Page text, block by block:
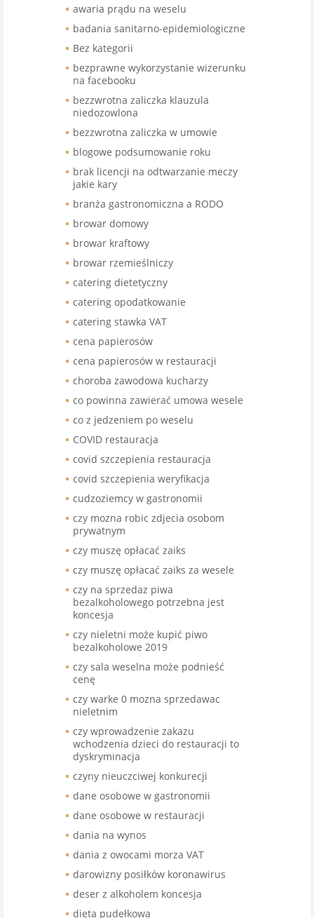
awaria prądu na weselu
badania sanitarno-epidemiologiczne
Bez kategorii
bezprawne wykorzystanie wizerunku
na facebooku
bezzwrotna zaliczka klauzula
niedozowlona
bezzwrotna zaliczka w umowie
blogowe podsumowanie roku
brak licencji na odtwarzanie meczy
jakie kary
branża gastronomiczna a RODO
browar domowy
browar kraftowy
browar rzemieślniczy
catering dietetyczny
catering opodatkowanie
catering stawka VAT
cena papierosów
cena papierosów w restauracji
choroba zawodowa kucharzy
co powinna zawierać umowa wesele
co z jedzeniem po weselu
COVID restauracja
covid szczepienia restauracja
covid szczepienia weryfikacja
cudzoziemcy w gastronomii
czy mozna robic zdjecia osobom
prywatnym
czy muszę opłacać zaiks
czy muszę opłacać zaiks za wesele
czy na sprzedaz piwa
bezalkoholowego potrzebna jest
koncesja
czy nieletni może kupić piwo
bezalkoholowe 2019
czy sala weselna może podnieść
cenę
czy warke 0 mozna sprzedawac
nieletnim
czy wprowadzenie zakazu
wchodzenia dzieci do restauracji to
dyskryminacja
czyny nieuczciwej konkurecji
dane osobowe w gastronomii
dane osobowe w restauracji
dania na wynos
dania z owocami morza VAT
darowizny posiłków koronawirus
deser z alkoholem koncesja
dieta pudełkowa